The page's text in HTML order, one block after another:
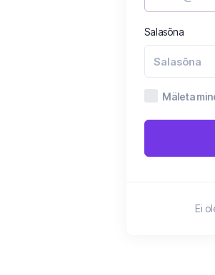
Salasõna
Mäleta
Ei